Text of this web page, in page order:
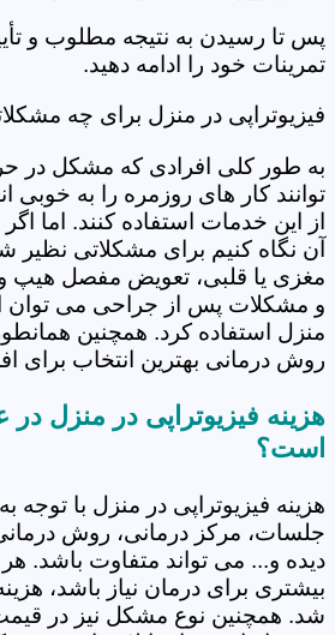
پس تا رسیدن به نتیجه مطلوب و
تمرینات خود را ادامه دهید.
فیزیوتراپی در منزل برای چه
به طور کلی افرادی که مشکل در
توانند کار های روزمره را به خوبی
از این خدمات استفاده کنند. اما
آن نگاه کنیم برای مشکلاتی
مغزی یا قلبی، تعویض مفصل هیپ و
و مشکلات پس از جراحی می توان از
منزل استفاده کرد. همچنین
روش درمانی بهترین انتخاب برای
هزینه فیزیوتراپی در منزل
است؟
هزینه فیزیوتراپی در منزل با توجه
جلسات، مرکز درمانی، روش
دیده و... می تواند متفاوت باشد.
بیشتری برای درمان نیاز باشد،
شد. همچنین نوع مشکل نیز در قیمت